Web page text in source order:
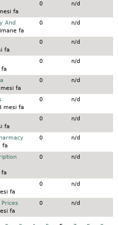
fa
0 n/d
And
fa
0 n/d
fa
0 n/d
fa
0 n/d
fa
0 n/d
mesi fa
0 n/d
fa
0 n/d
fa
0 n/d
fa
0 n/d
fa
0 n/d
fa
0 n/d